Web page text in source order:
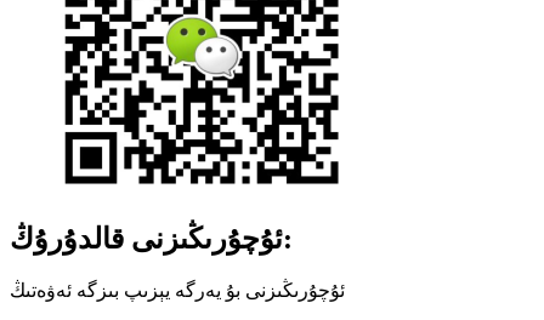
ئۇچۇرىڭىزنى قالدۇرۇڭ:
ئۇچۇرىڭىزنى بۇ يەرگە يېزىپ بىزگە ئەۋەتىڭ